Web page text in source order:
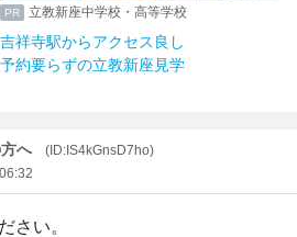
立教新座中学校・高等学校
吉祥寺駅からアクセス良し
予約要らずの立教新座見学
へ
(ID:IS4kGnsD7ho)
さい。